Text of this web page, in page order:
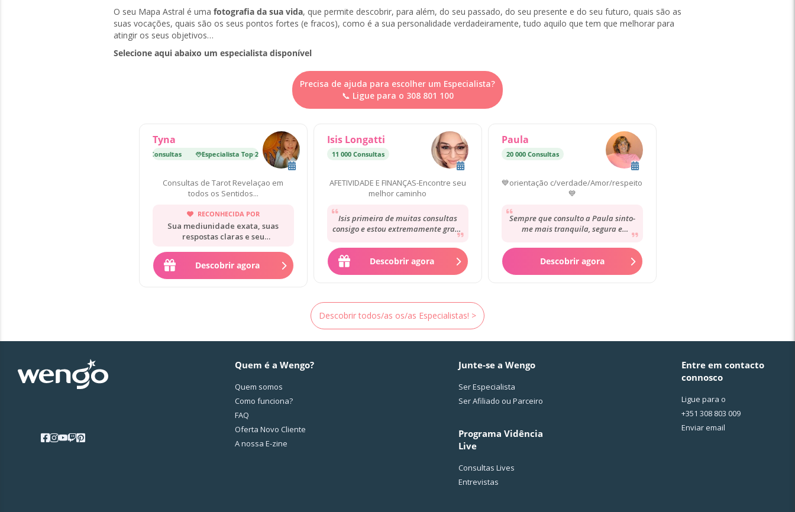
O seu Mapa Astral é uma fotografia da sua vida, que permite descobrir, para além, do seu passado, do seu presente e do seu futuro, quais são as
suas vocações, quais são os seus pontos fortes (e fracos), como é a sua personalidade verdadeiramente, tudo aquilo que tem que melhorar para
atingir os seus objetivos…
Selecione aqui abaixo um especialista disponível
Precisa de ajuda para escolher um Especialista?
📞 Ligue para o 308 801 100
Tyna
27 000 Consultas Especialista Top·27 000 Consultas
Consultas de Tarot Revelaçao em
todos os Sentidos...
RECONHECIDA POR
Sua mediunidade exata, suas
respostas claras e seu
Descobrir agora
Isis Longatti
11 000 Consultas
AFETIVIDADE E FINANÇAS-Encontre seu
melhor caminho
Isis primeira de muitas consultas
consigo e estou extremamente grata
sua parte...
Descobrir agora
Paula
20 000 Consultas
💙orientação c/verdade/Amor/respeito
💙
Sempre que consulto a Paula sinto-
me mais tranquila, segura e
assertiva, intuitiva...
Descobrir agora
Descobrir todos/as os/as Especialistas! >
Quem é a Wengo?
Quem somos
Como funciona?
FAQ
Oferta Novo Cliente
A nossa E-zine
Junte-se a Wengo
Ser Especialista
Ser Afiliado ou Parceiro
Programa Vidência
Live
Consultas Lives
Entrevistas
Entre em contacto
connosco
Ligue para o
+351 308 803 009
Enviar email